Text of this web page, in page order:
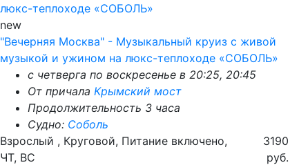
new
"Вечерняя Москва" - Музыкальный круиз с живой
музыкой и ужином на люкс-теплоходе «СОБОЛЬ»
с четверга по воскресенье в 20:25, 20:45
От причала Крымский мост
Продолжительность 3 часа
Судно: Соболь
Взрослый , Круговой, Питание включено,
ЧТ, ВС
3190
руб.